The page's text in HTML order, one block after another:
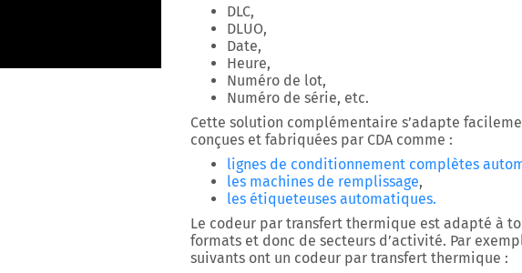
DLC,
DLUO,
Date,
Heure,
Numéro de lot,
Numéro de série, etc.
Cette solution complémentaire s’adapte
conçues et fabriquées par CDA comme :
lignes de conditionnement complètes
les machines de remplissage,
les étiqueteuses automatiques.
Le codeur par transfert thermique est adapté à
formats et donc de secteurs d’activité. Par
suivants ont un codeur par transfert thermique :